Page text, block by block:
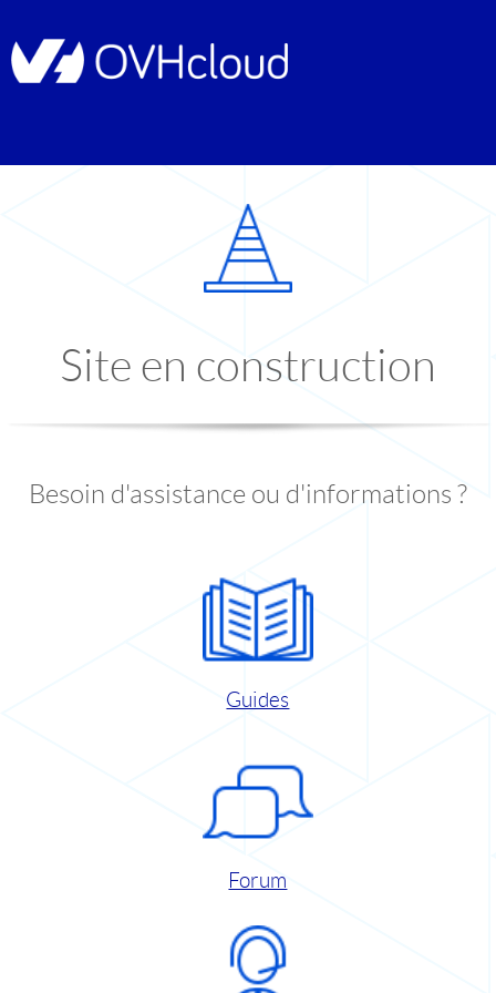
Site en construction
Besoin d'assistance ou d'informations ?
Guides
Forum